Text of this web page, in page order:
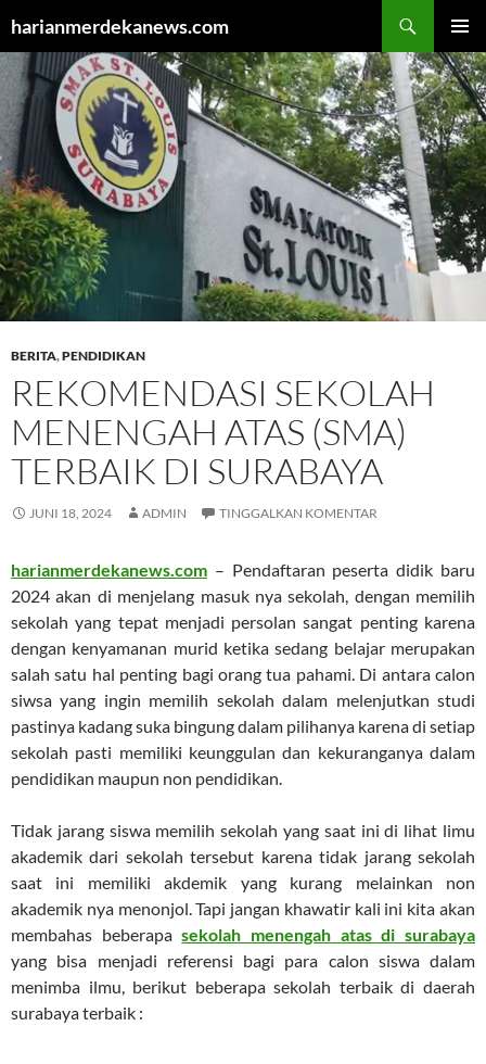
harianmerdekanews.com
MENU
UTAMA
KE
ISI
BERITA,PENDIDIKAN
REKOMENDASI SEKOLAH
MENENGAH ATAS (SMA)
TERBAIK DI SURABAYA
JUNI 18, 2024 ADMIN TINGGALKAN KOMENTAR
harianmerdekanews.com – Pendaftaran peserta didik baru
2024 akan di menjelang masuk nya sekolah, dengan memilih
sekolah yang tepat menjadi persolan sangat penting karena
dengan kenyamanan murid ketika sedang belajar merupakan
salah satu hal penting bagi orang tua pahami. Di antara calon
siwsa yang ingin memilih sekolah dalam melenjutkan studi
pastinya kadang suka bingung dalam pilihanya karena di setiap
sekolah pasti memiliki keunggulan dan kekuranganya dalam
pendidikan maupun non pendidikan.
Tidak jarang siswa memilih sekolah yang saat ini di lihat limu
akademik dari sekolah tersebut karena tidak jarang sekolah
saat ini memiliki akdemik yang kurang melainkan non
akademik nya menonjol. Tapi jangan khawatir kali ini kita akan
membahas beberapasekolah menengah atas di surabaya
yang bisa menjadi referensi bagi para calon siswa dalam
menimba ilmu, berikut beberapa sekolah terbaik di daerah
surabaya terbaik :